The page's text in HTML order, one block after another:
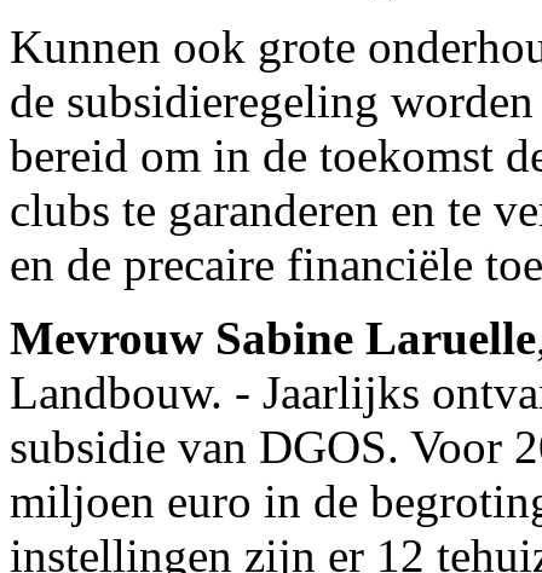
Kunnen ook grote
de subsidieregeling
bereid om in de toekomst
clubs te garanderen en te
en de precaire financiële
Mevrouw Sabine Laruelle
Landbouw. - Jaarlijks
subsidie van DGOS. Voor
miljoen euro in de
instellingen zijn er 12